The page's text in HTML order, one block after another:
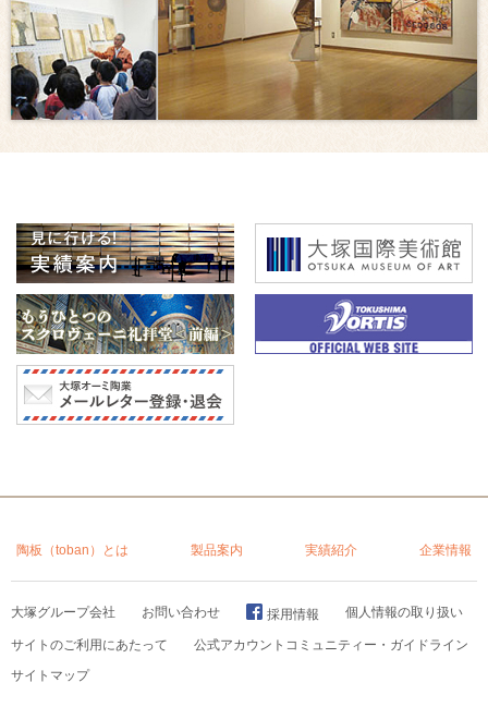
陶板（toban）とは 製品案内 実績紹介 企業情報
大塚グループ会社 お問い合わせ 採用情報 個人情報の取り扱い
サイトのご利用にあたって
公式アカウントコミュニティー・ガイドライン
サイトマップ